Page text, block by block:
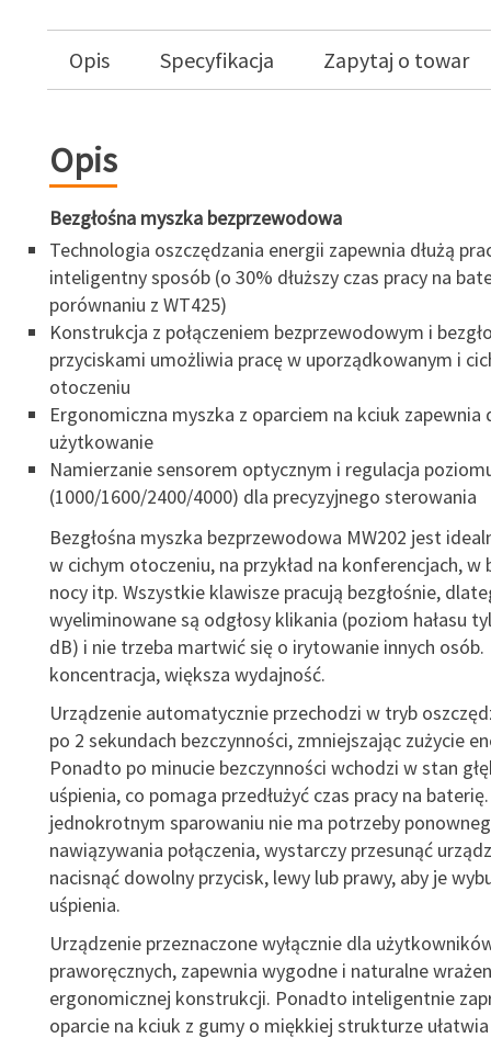
Opis Specyfikacja Zapytaj o towar
Opis
Bezgłośna myszka bezprzewodowa
Technologia oszczędzania energii zapewnia dłużą
inteligentny sposób (o 30% dłuższy czas pracy na
porównaniu z WT425)
Konstrukcja z połączeniem bezprzewodowym i
przyciskami umożliwia pracę w uporządkowanym i
otoczeniu
Ergonomiczna myszka z oparciem na kciuk zapewnia
użytkowanie
Namierzanie sensorem optycznym i regulacja
(1000/1600/2400/4000) dla precyzyjnego sterowania
Bezgłośna myszka bezprzewodowa MW202 jest
w cichym otoczeniu, na przykład na konferencjach, w
nocy itp. Wszystkie klawisze pracują bezgłośnie,
wyeliminowane są odgłosy klikania (poziom hałasu
dB) i nie trzeba martwić się o irytowanie innych osób.
koncentracja, większa wydajność.
Urządzenie automatycznie przechodzi w tryb
po 2 sekundach bezczynności, zmniejszając zużycie
Ponadto po minucie bezczynności wchodzi w stan
uśpienia, co pomaga przedłużyć czas pracy na
jednokrotnym sparowaniu nie ma potrzeby
nawiązywania połączenia, wystarczy przesunąć
nacisnąć dowolny przycisk, lewy lub prawy, aby je
uśpienia.
Urządzenie przeznaczone wyłącznie dla
praworęcznych, zapewnia wygodne i naturalne
ergonomicznej konstrukcji. Ponadto inteligentnie
oparcie na kciuk z gumy o miękkiej strukturze